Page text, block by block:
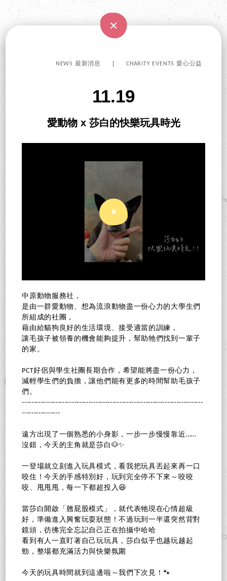
NEWS 最新消息 CHARITY EVENTS 愛心公益
11.19
愛動物 x 莎白的快樂玩具時光
中原動物服務社，
是由一群愛動物、想為流浪動物盡一份心力的大學生們
所組成的社團，
藉由給貓狗良好的生活環境、接受適當的訓練，
讓毛孩子被領養的機會能夠提升，幫助牠們找到一輩子
的家。
PCT好侶與學生社團長期合作，希望能將盡一份心力，
減輕學生們的負擔，讓他們能有更多的時間幫助毛孩子
們。
----------------------------------------------------------------------------
----------------
遠方出現了一個熟悉的小身影，一步一步慢慢靠近……
沒錯，今天的主角就是莎白🐶✨
一登場就立刻進入玩具模式，看我把玩具丟起來再一口
咬住！今天的手感特別好，玩到完全停不下來～咬咬
咬、甩甩甩，每一下都超投入😆
當莎白開啟「翹屁股模式」，就代表牠現在心情超級
好，準備進入興奮玩耍狀態！不過玩到一半還突然背對
鏡頭，彷彿完全忘記自己正在拍攝中哈哈
看到有人一直盯著自己玩玩具，莎白似乎也越玩越起
勁，整場都充滿活力與快樂氛圍
今天的玩具時間就到這邊啦～我們下次見！🐾